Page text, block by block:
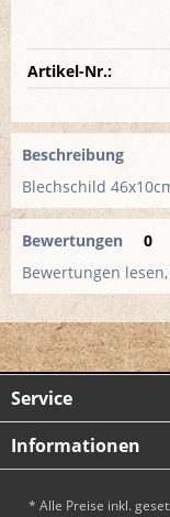
Artikel-Nr.:
Beschreibung
Blechschild
Bewertungen
0
Bewertungen
Service
Informationen
* Alle Preise inkl.